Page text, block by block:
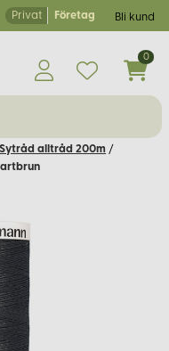
Privat Företag Bli kund
0
Sytråd alltråd 200m /